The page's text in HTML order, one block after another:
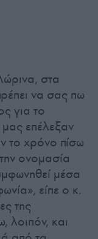
στα
να σας πω
για το
μας επέλεξαν
το χρόνο πίσω
ονομασία
μέσα
είπε ο κ.
της
λοιπόν, και